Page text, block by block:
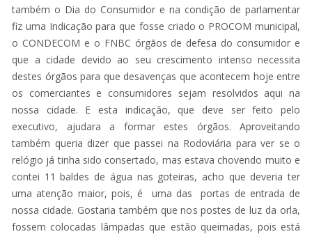
também o Dia do Consumidor e na condição de parlamentar
fiz uma Indicação para que fosse criado o PROCOM municipal,
o CONDECOM e o FNBC órgãos de defesa do consumidor e
que a cidade devido ao seu crescimento intenso necessita
destes órgãos para que desavenças que acontecem hoje entre
os comerciantes e consumidores sejam resolvidos aqui na
nossa cidade. E esta indicação, que deve ser feito pelo
executivo, ajudara a formar estes órgãos. Aproveitando
também queria dizer que passei na Rodoviária para ver se o
relógio já tinha sido consertado, mas estava chovendo muito e
contei 11 baldes de água nas goteiras, acho que deveria ter
uma atenção maior, pois, é uma das portas de entrada de
nossa cidade. Gostaria também que nos postes de luz da orla,
fossem colocadas lâmpadas que estão queimadas, pois está